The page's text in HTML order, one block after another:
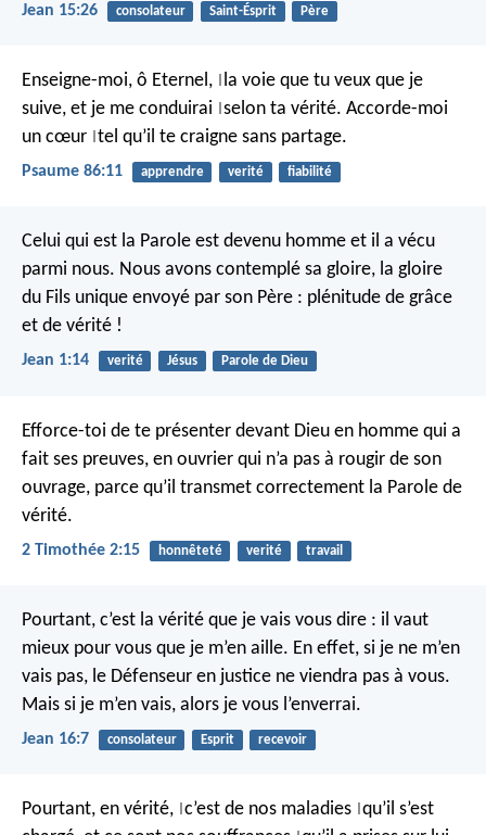
Jean 15:26 consolateur Saint-Ésprit Père
Enseigne-moi, ô Eternel, la voie que tu veux que je
suive, et je me conduirai selon ta vérité. Accorde-moi
un cœur tel qu’il te craigne sans partage.
Psaume 86:11 apprendre verité fiabilité
Celui qui est la Parole est devenu homme et il a vécu
parmi nous. Nous avons contemplé sa gloire, la gloire
du Fils unique envoyé par son Père : plénitude de grâce
et de vérité !
Jean 1:14 verité Jésus Parole de Dieu
Efforce-toi de te présenter devant Dieu en homme qui a
fait ses preuves, en ouvrier qui n’a pas à rougir de son
ouvrage, parce qu’il transmet correctement la Parole de
vérité.
2 Timothée 2:15 honnêteté verité travail
Pourtant, c’est la vérité que je vais vous dire : il vaut
mieux pour vous que je m’en aille. En effet, si je ne m’en
vais pas, le Défenseur en justice ne viendra pas à vous.
Mais si je m’en vais, alors je vous l’enverrai.
Jean 16:7 consolateur Esprit recevoir
Pourtant, en vérité, c’est de nos maladies qu’il s’est